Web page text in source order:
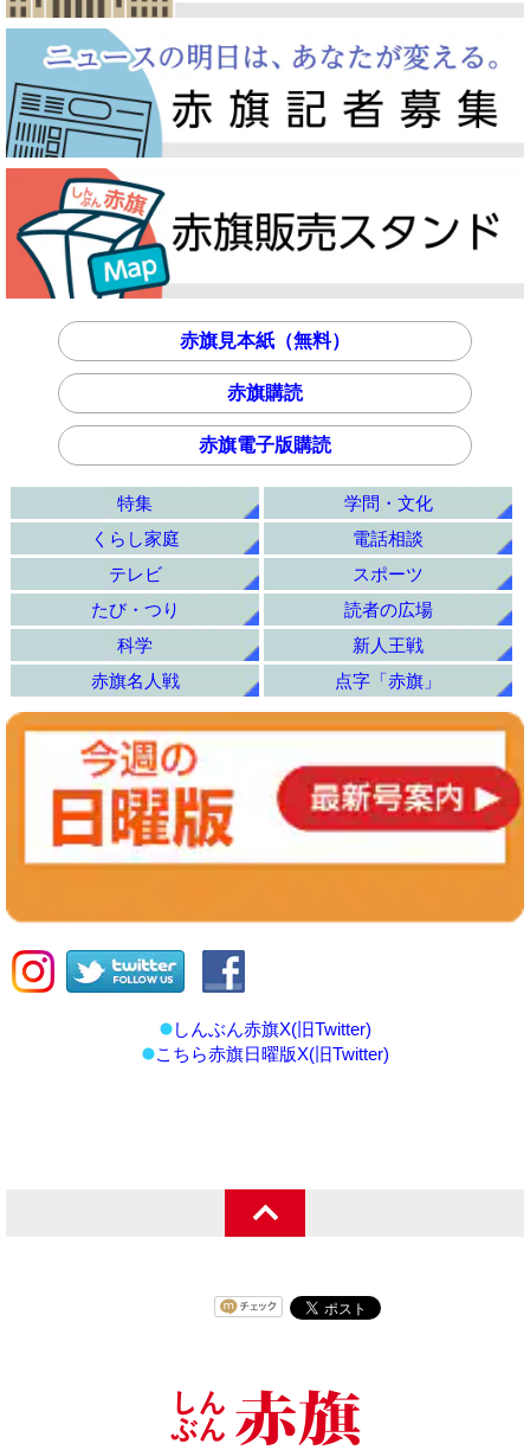
赤旗見本紙（無料）
赤旗購読
赤旗電子版購読
特集
学問・文化
くらし家庭
電話相談
テレビ
スポーツ
たび・つり
読者の広場
科学
新人王戦
赤旗名人戦
点字「赤旗」
しんぶん赤旗X(旧Twitter)
こちら赤旗日曜版X(旧Twitter)